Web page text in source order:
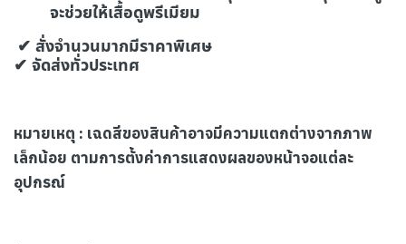
จะช่วยให้เสื้อดูพรีเมียม
✔ สั่งจำนวนมากมีราคาพิเศษ
✔ จัดส่งทั่วประเทศ
หมายเหตุ : เฉดสีของสินค้าอาจมีความแตกต่างจากภาพ
เล็กน้อย ตามการตั้งค่าการแสดงผลของหน้าจอแต่ละ
อุปกรณ์